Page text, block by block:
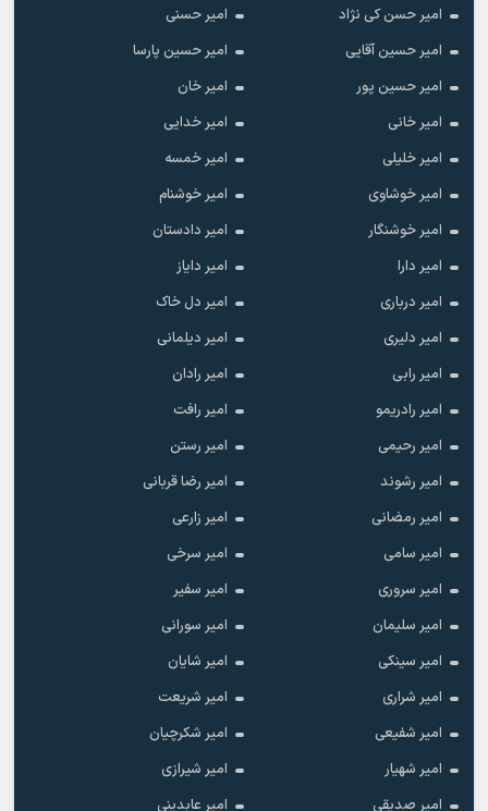
امیر حسن کی نژاد
امیر حسنی
امیر حسین آقایی
امیر حسین پارسا
امیر حسین پور
امیر خان
امیر خانی
امیر خدایی
امیر خلیلی
امیر خمسه
امیر خوشاوی
امیر خوشنام
امیر خوشنگار
امیر دادستان
امیر دارا
امیر دایاز
امیر درباری
امیر دل خاک
امیر دلیری
امیر دیلمانی
امیر رابی
امیر رادان
امیر رادریمو
امیر رافت
امیر رحیمی
امیر رستن
امیر رشوند
امیر رضا قربانی
امیر رمضانی
امیر زارعی
امیر سامی
امیر سرخی
امیر سروری
امیر سفیر
امیر سلیمان
امیر سورانی
امیر سینکی
امیر شایان
امیر شراری
امیر شریعت
امیر شفیعی
امیر شکرچیان
امیر شهیار
امیر شیرازی
امیر صدیقی
امیر عابدینی